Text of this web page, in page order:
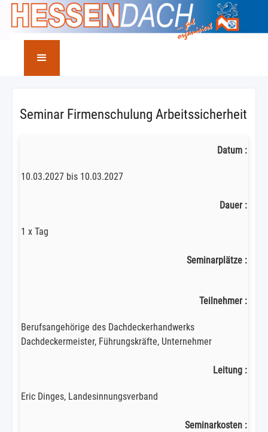
Seminar Firmenschulung Arbeitssicherheit
Datum :
10.03.2027 bis 10.03.2027
Dauer :
1 x Tag
Seminarplätze :
Teilnehmer :
Berufsangehörige des Dachdeckerhandwerks
Dachdeckermeister, Führungskräfte, Unternehmer
Leitung :
Eric Dinges, Landesinnungsverband
Seminarkosten :